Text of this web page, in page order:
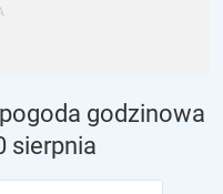
godzinowa
sierpnia